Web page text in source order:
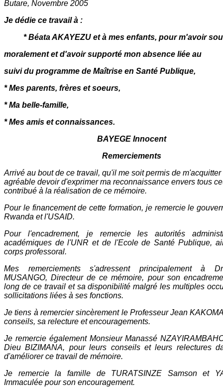
Butare, Novembre 2005
Je dédie ce travail à :
* Béata AKAYEZU et à mes enfants, pour m'avoir
moralement et d'avoir supporté mon absence liée au
suivi du programme de Maîtrise en Santé Publique,
* Mes parents, frères et soeurs,
* Ma belle-famille,
* Mes amis et connaissances.
BAYEGE Innocent
Remerciements
Arrivé au bout de ce travail, qu'il me soit permis de m'acquitter
agréable devoir d'exprimer ma reconnaissance envers tous
contribué à la réalisation de ce mémoire.
Pour le financement de cette formation, je remercie le
Rwanda et l'USAID.
Pour l'encadrement, je remercie les autorités
académiques de l'UNR et de l'Ecole de Santé Publique,
corps professoral.
Mes remerciements s'adressent principalement à
MUSANGO, Directeur de ce mémoire, pour son
long de ce travail et sa disponibilité malgré les multiples
sollicitations liées à ses fonctions.
Je tiens à remercier sincèrement le Professeur Jean
conseils, sa relecture et encouragements.
Je remercie également Monsieur Manassé
Dieu BIZIMANA, pour leurs conseils et leurs relectures
d'améliorer ce travail de mémoire.
Je remercie la famille de TURATSINZE Samson et
Immaculée pour son encouragement.